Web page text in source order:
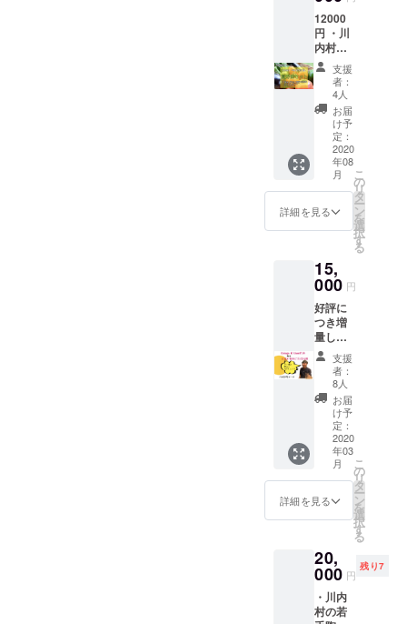
期限は
2021年
5月末で
す。 ※
災害等
により
営業不
可能と
なった
場合の
払い戻
しは致
しませ
オリジ
ナルス
サンク
スレ
ターは
指定住
所へお
送りし
ます
（送料
込
み）。
※リター
ンは
2020年
2月1日
から順
けを開
始し、
2月29日
までに
お届け
しま
す。
けを開
始し、
2020年
2月29日
までに
お届け
しま
す。 ※
災害等
により
営業不
可能と
場合の
払い戻
ん。
お店で
ご使用
いただ
ける
4000円
分の商
品券、
オリジ
ナルス
テッ
カー、
心を込
めたサ
ンクス
レター
指定住
所へお
送りし
ます
（送料
込
み）。
※出店情
報はあ
らかじ
めお店
のSNS
よりご
確認く
ださ
商品券
の有効
5月末ま
でで
す。 ※
リター
ンは
サンク
スレ
ター 福
島県田
村市の
クラフ
トビー
ル飲み
比べ
セッ
ト、お
店でご
使用い
ただけ
る4000
リジナ
ルス
テッ
カー、
心を込
めたサ
ンクス
レター
をお送
りしま
す。 ※
飲み比
べセッ
トの内
容はこ
ちらで
ご用意
す。 ※
指定住
所へお
送りし
ます
12000
円 ・川
内村
「旬の
野菜
便」夏
野菜
セット
Kokage
Kitchen
5000円
分商品
券 ・オ
リジナ
ルス
カー ・
サンク
スレ
ター 川
内村の
旬の夏
野菜
セッ
ト、お
店でご
使用い
ただけ
る5000
円分の
商品
券、オ
リジナ
心を込
めたサ
ンクス
レター
をお送
支援
者：
4人
お届
け予
定：
2020
年08
月
詳細を見る
こ
の
リ
タ
ー
ン
を
選
択
す
る
15,
000 円
好評に
つき増
量しま
した！
笑 ・
Kokage
Kitchen
代表大
島と
もっと
飲みに
行ける
券 ・オ
リジナ
ルス
テッ
サンク
スレ
ター 代
表の大
島と
支援
者：
8人
お届
け予
定：
2020
年03
月
詳細を見る
こ
の
リ
タ
ー
ン
を
選
択
す
る
20,
000 円
残り7
・川内
村の若